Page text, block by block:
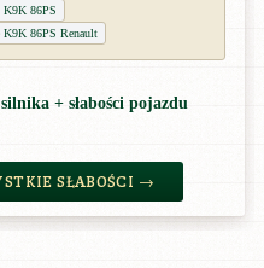
K9K 86PS
K9K 86PS Renault
+ słabości pojazdu
SŁABOŚCI →